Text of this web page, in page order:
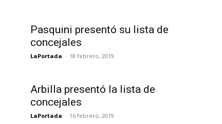
Pasquini presentó su lista de
concejales
LaPortada - 18 febrero, 2019
Arbilla presentó la lista de
concejales
LaPortada - 16 febrero, 2019